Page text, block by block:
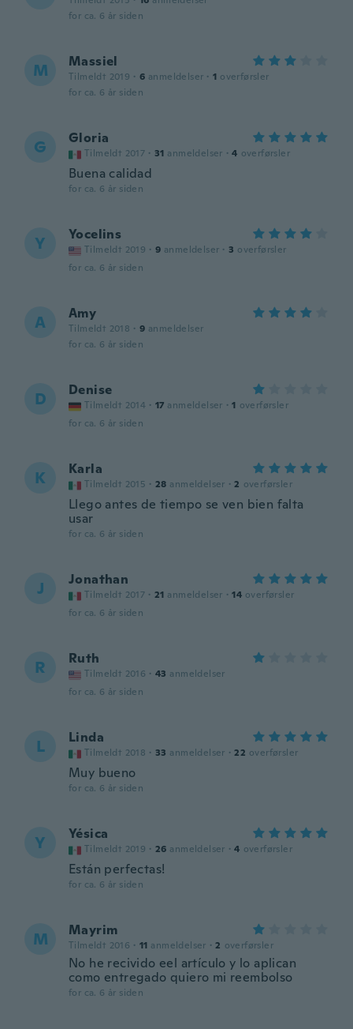
for ca. 6 år siden
M Massiel
Tilmeldt 2019 · 6 anmeldelser · 1 overførsler
for ca. 6 år siden
G Gloria
Tilmeldt 2017 · 31 anmeldelser · 4 overførsler
Buena calidad
for ca. 6 år siden
Y Yocelins
Tilmeldt 2019 · 9 anmeldelser · 3 overførsler
for ca. 6 år siden
A Amy
Tilmeldt 2018 · 9 anmeldelser
for ca. 6 år siden
D Denise
Tilmeldt 2014 · 17 anmeldelser · 1 overførsler
for ca. 6 år siden
K Karla
Tilmeldt 2015 · 28 anmeldelser · 2 overførsler
Llego antes de tiempo se ven bien falta
usar
for ca. 6 år siden
J Jonathan
Tilmeldt 2017 · 21 anmeldelser · 14 overførsler
for ca. 6 år siden
R Ruth
Tilmeldt 2016 · 43 anmeldelser
for ca. 6 år siden
L Linda
Tilmeldt 2018 · 33 anmeldelser · 22 overførsler
Muy bueno
for ca. 6 år siden
Y Yésica
Tilmeldt 2019 · 26 anmeldelser · 4 overførsler
Están perfectas!
for ca. 6 år siden
M Mayrim
Tilmeldt 2016 · 11 anmeldelser · 2 overførsler
No he recivido eel artículo y lo aplican
como entregado quiero mi reembolso
for ca. 6 år siden